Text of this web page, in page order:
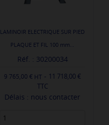
LAMINOIR ELECTRIQUE SUR PIED
PLAQUE ET FIL 100 mm...
Réf. : 30200034
9 765,00 € - 11 718,00 €
TTC
Délais : nous contacter